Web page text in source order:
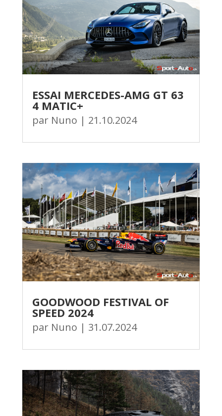
ESSAI MERCEDES-AMG GT 63
4 MATIC+
par Nuno | 21.10.2024
GOODWOOD FESTIVAL OF
SPEED 2024
par Nuno | 31.07.2024